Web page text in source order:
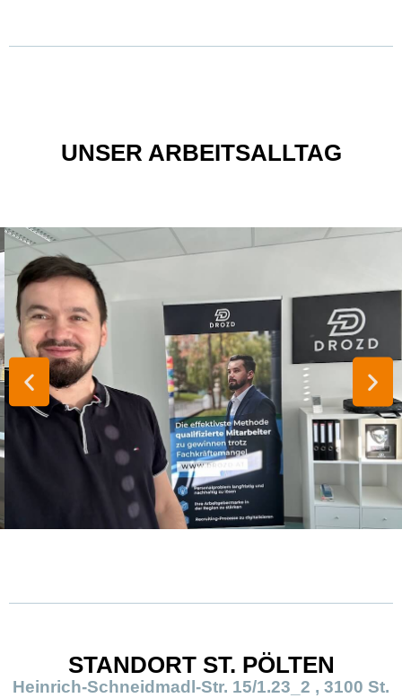
UNSER ARBEITSALLTAG
STANDORT ST. PÖLTEN
Heinrich-Schneidmadl-Str. 15/1.23_2 , 3100 St.